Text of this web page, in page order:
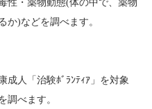
性・薬物動態(体の中で、薬物
か)などを調べます。
人「治験ﾎﾞﾗﾝﾃｨｱ」を対象
調べます。